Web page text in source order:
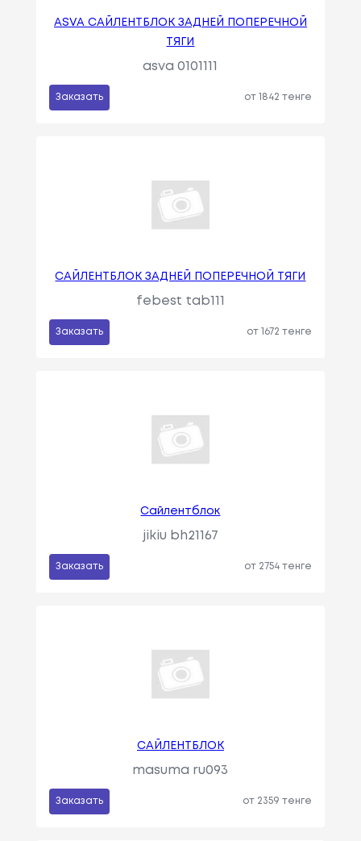
ASVA САЙЛЕНТБЛОК ЗАДНЕЙ ПОПЕРЕЧНОЙ
ТЯГИ
asva 0101111
Заказать от 1842 тенге
САЙЛЕНТБЛОК ЗАДНЕЙ ПОПЕРЕЧНОЙ ТЯГИ
febest tab111
Заказать от 1672 тенге
Сайлентблок
jikiu bh21167
Заказать от 2754 тенге
САЙЛЕНТБЛОК
masuma ru093
Заказать от 2359 тенге